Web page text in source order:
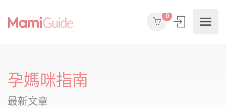
0
孕媽咪指南
最新文章